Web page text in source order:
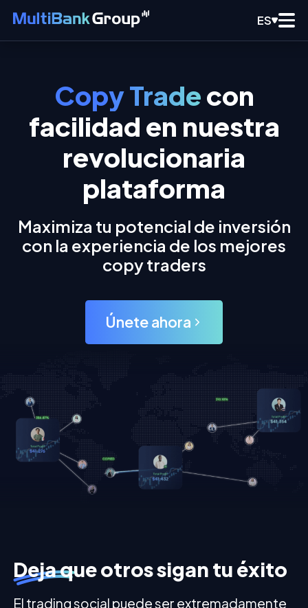
ES
Copy Tradecon
facilidad en nuestra
revolucionaria
plataforma
Maximiza tu potencial de inversión
con la experiencia de los mejores
copy traders
Únete ahora
Deja que otros sigan tu éxito
El trading social puede ser extremadamente